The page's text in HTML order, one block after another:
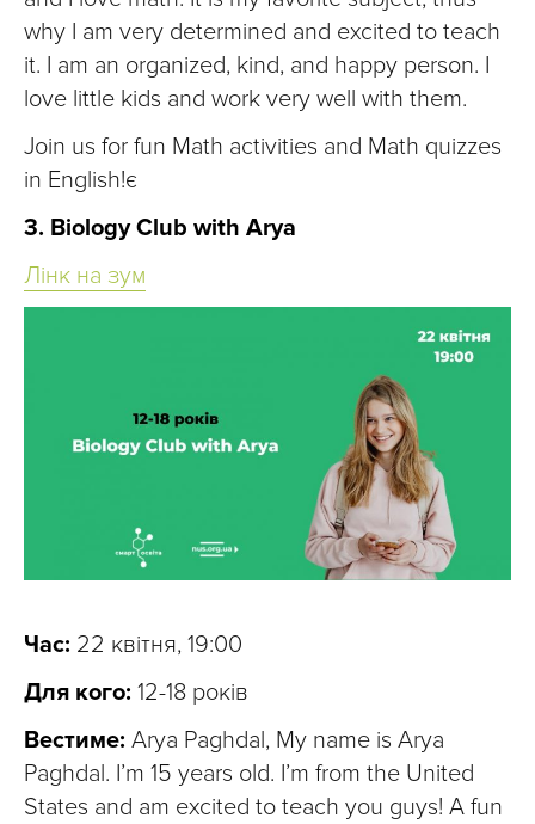
why I am very determined and excited to teach
it. I am an organized, kind, and happy person. I
love little kids and work very well with them.
Join us for fun Math activities and Math quizzes
in English!є
3. Biology Club with Arya
Лінк на зум
Час: 22 квітня, 19:00
Для кого: 12-18 років
Вестиме: Arya Paghdal, My name is Arya
Paghdal. I’m 15 years old. I’m from the United
States and am excited to teach you guys! A fun